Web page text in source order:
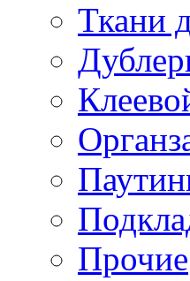
Ткани
Прочие